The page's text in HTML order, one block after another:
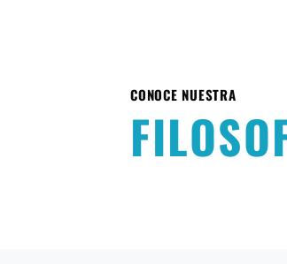
CONOCE NUESTRA